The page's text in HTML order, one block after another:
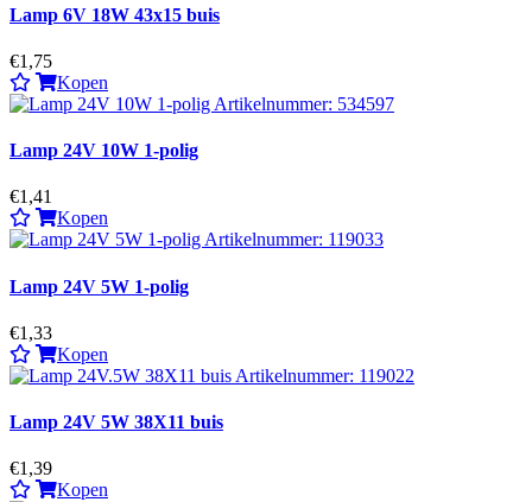
Lamp 6V 18W 43x15 buis
€1,75
Kopen
Lamp 24V 10W 1-polig
€1,41
Kopen
Lamp 24V 5W 1-polig
€1,33
Kopen
Lamp 24V 5W 38X11 buis
€1,39
Kopen